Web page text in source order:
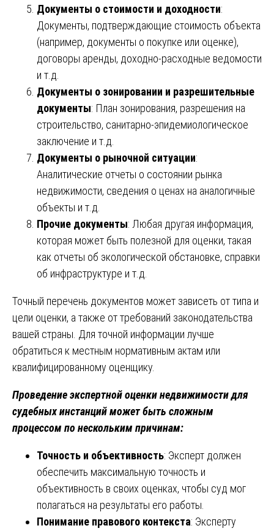
Документы о стоимости и доходности:
Документы, подтверждающие стоимость объекта
(например, документы о покупке или оценке),
договоры аренды, доходно-расходные ведомости
и т.д.
Документы о зонировании и разрешительные
документы: План зонирования, разрешения на
строительство, санитарно-эпидемиологическое
заключение и т.д.
Документы о рыночной ситуации:
Аналитические отчеты о состоянии рынка
недвижимости, сведения о ценах на аналогичные
объекты и т.д.
Прочие документы: Любая другая информация,
которая может быть полезной для оценки, такая
как отчеты об экологической обстановке, справки
об инфраструктуре и т.д.
Точный перечень документов может зависеть от типа и
цели оценки, а также от требований законодательства
вашей страны. Для точной информации лучше
обратиться к местным нормативным актам или
квалифицированному оценщику.
Проведение экспертной оценки недвижимости для
судебных инстанций может быть сложным
процессом по нескольким причинам:
Точность и объективность: Эксперт должен
обеспечить максимальную точность и
объективность в своих оценках, чтобы суд мог
полагаться на результаты его работы.
Понимание правового контекста: Эксперту